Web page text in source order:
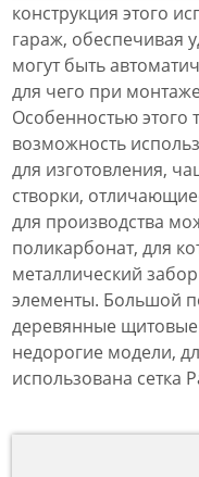
конструкция этого
гараж, обеспечивая
могут быть
для чего при
Особенностью этого
возможность
для изготовления,
створки,
для производства
поликарбонат, для
металлический
элементы. Большой
деревянные
недорогие модели,
использована сетка